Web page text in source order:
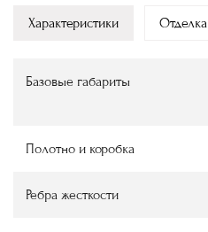
Характеристики Отделка
Базовые габариты
Полотно и коробка
Ребра жесткости